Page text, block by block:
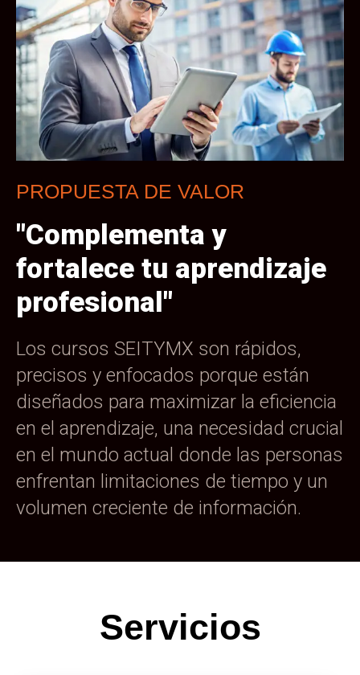
PROPUESTA DE VALOR
"Complementa y
fortalece tu aprendizaje
profesional"
Los cursos SEITYMX son rápidos,
precisos y enfocados porque están
diseñados para maximizar la eficiencia
en el aprendizaje, una necesidad crucial
en el mundo actual donde las personas
enfrentan limitaciones de tiempo y un
volumen creciente de información.
Servicios